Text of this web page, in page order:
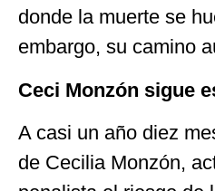
donde la muerte se
embargo, su camino
Ceci Monzón sigue
A casi un año diez
de Cecilia Monzón,